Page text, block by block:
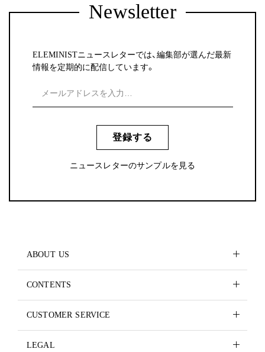
Newsletter
ELEMINISTニュースレターでは、編集部が選んだ最新
情報を定期的に配信しています。
登録する
ニュースレターのサンプルを見る
ABOUT US
CONTENTS
CUSTOMER SERVICE
LEGAL